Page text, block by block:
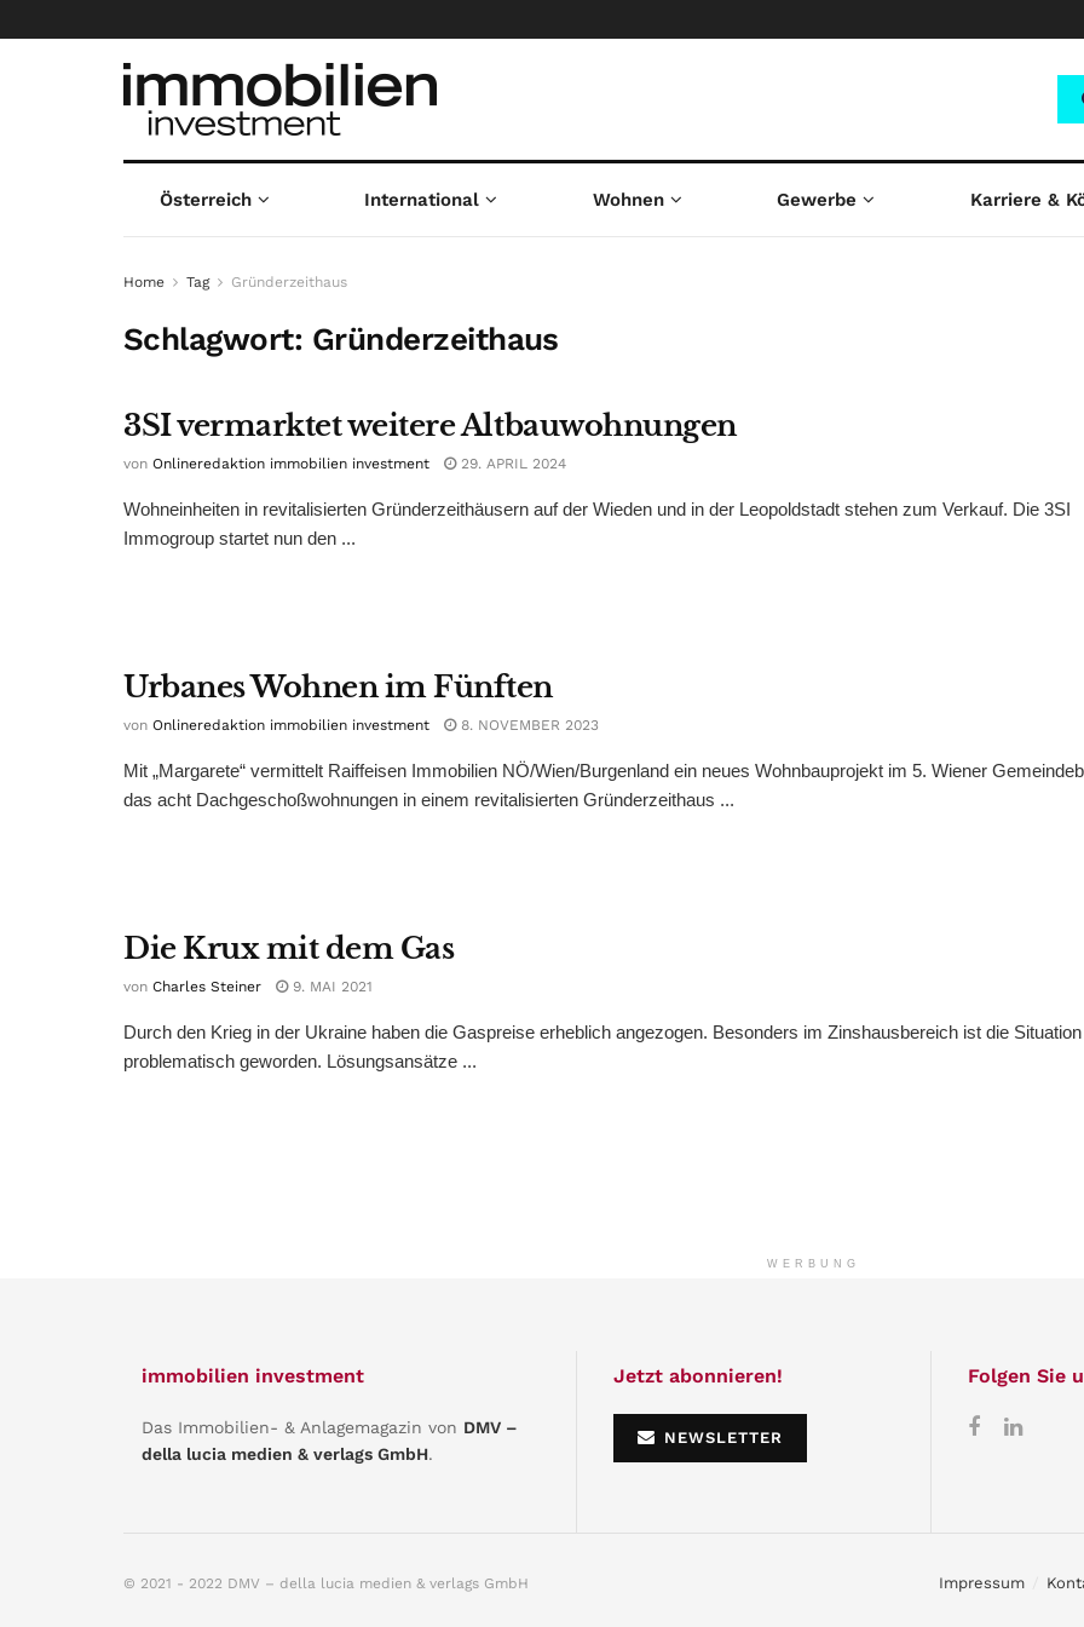
Österreich International Wohnen Gewerbe Karriere &
Home Tag Gründerzeithaus
Schlagwort: Gründerzeithaus
3SI vermarktet weitere Altbauwohnungen
von Onlineredaktion immobilien investment 29. APRIL 2024
Wohneinheiten in revitalisierten Gründerzeithäusern auf der Wieden und in der Leopoldstadt stehen zum Verkauf. Die 3SI
Immogroup startet nun den ...
Urbanes Wohnen im Fünften
von Onlineredaktion immobilien investment 8. NOVEMBER 2023
Mit „Margarete“ vermittelt Raiffeisen Immobilien NÖ/Wien/Burgenland ein neues Wohnbauprojekt im 5. Wiener
das acht Dachgeschoßwohnungen in einem revitalisierten Gründerzeithaus ...
Die Krux mit dem Gas
von Charles Steiner 9. MAI 2021
Durch den Krieg in der Ukraine haben die Gaspreise erheblich angezogen. Besonders im Zinshausbereich ist die Situation
problematisch geworden. Lösungsansätze ...
WERBUNG
immobilien investment
Das Immobilien- & Anlagemagazin von DMV –
della lucia medien & verlags GmbH.
Jetzt abonnieren!
NEWSLETTER
Folgen Sie
Impressum
© 2021 - 2022 DMV – della lucia medien & verlags GmbH